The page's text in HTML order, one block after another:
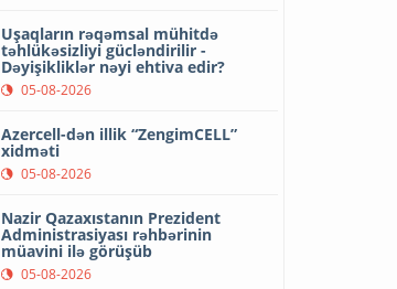
Uşaqların rəqəmsal mühitdə
təhlükəsizliyi gücləndirilir -
Dəyişikliklər nəyi ehtiva edir?
05-08-2026
Azercell-dən illik “ZengimCELL”
xidməti
05-08-2026
Nazir Qazaxıstanın Prezident
Administrasiyası rəhbərinin
müavini ilə görüşüb
05-08-2026